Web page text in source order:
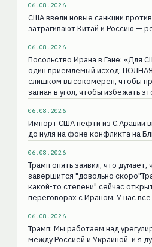
06.08.2026
США ввели новые санкции
затрагивают Китай и Россию —
06.08.2026
Посольство Ирана в Гане: «Для
один приемлемый исход:
слишком высокомерен, чтобы
загнан в угол, чтобы избежать
06.08.2026
Импорт США нефти из С.Аравии
до нуля на фоне конфликта на
06.08.2026
Трамп опять заявил, что думает,
завершится "довольно
какой-то степени" сейчас
переговорах с Ираном. У нас
06.08.2026
Трамп: Мы работаем над
между Россией и Украиной, и я